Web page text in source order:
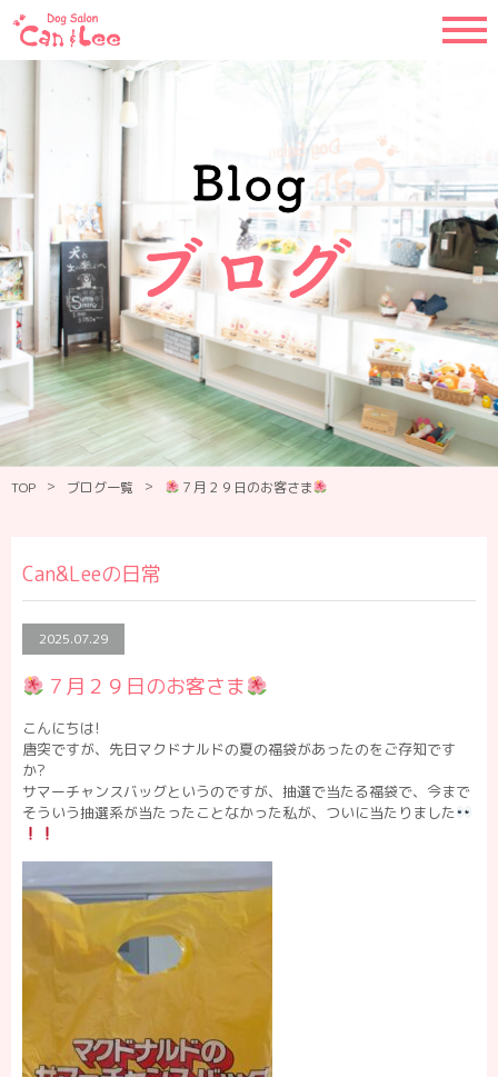
TOP > ブログ一覧 > ７月２９日のお客さま
Can&Leeの日常
2025.07.29
７月２９日のお客さま
こんにちは!
唐突ですが、先日マクドナルドの夏の福袋があったのをご存知です
か?
サマーチャンスバッグというのですが、抽選で当たる福袋で、今まで
そういう抽選系が当たったことなかった私が、ついに当たりました